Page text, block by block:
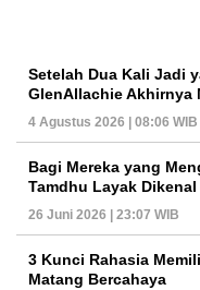
Setelah Dua Kali Jadi
GlenAllachie Akhirnya
4 Agustus 2026 | 08:06 WIB
Bagi Mereka yang
Tamdhu Layak
26 Juni 2026 | 23:07 WIB
3 Kunci Rahasia
Matang Bercahaya